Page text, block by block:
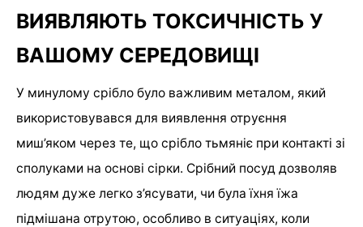
ВИЯВЛЯЮТЬ ТОКСИЧНІСТЬ У
ВАШОМУ СЕРЕДОВИЩІ
У минулому срібло було важливим металом, який
використовувався для виявлення отруєння
миш’яком через те, що срібло тьмяніє при контакті зі
сполуками на основі сірки. Срібний посуд дозволяв
людям дуже легко з’ясувати, чи була їхня їжа
підмішана отрутою, особливо в ситуаціях, коли